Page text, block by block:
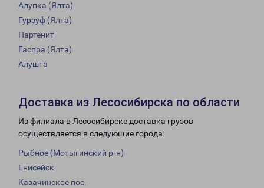
Алупка (Ялта)
Гурзуф (Ялта)
Партенит
Гаспра (Ялта)
Алушта
Доставка из Лесосибирска по области
Из филиала в Лесосибирске доставка грузов
осуществляется в следующие города:
Рыбное (Мотыгинский р-н)
Енисейск
Казачинское пос.